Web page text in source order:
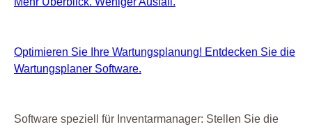
Optimieren Sie Ihre Wartungsplanung! Entdecken Sie die
Wartungsplaner Software.
Software speziell für Inventarmanager: Stellen Sie die